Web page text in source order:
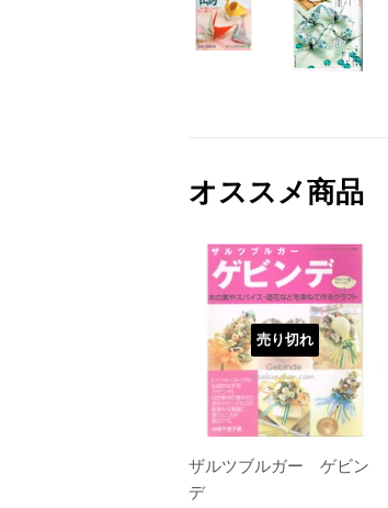
オススメ商品
売り切れ
ザルツブルガー ゲビン
デ